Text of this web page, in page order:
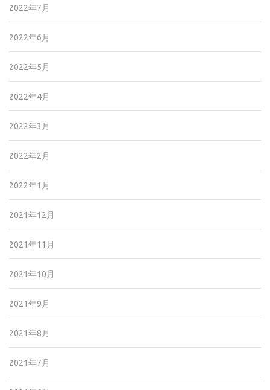
2022年7月
2022年6月
2022年5月
2022年4月
2022年3月
2022年2月
2022年1月
2021年12月
2021年11月
2021年10月
2021年9月
2021年8月
2021年7月